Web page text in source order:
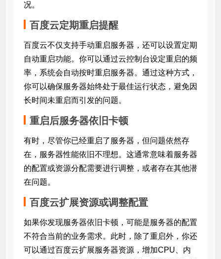
况。
百度云定期重启提醒
百度云不仅支持手动重启服务器，还可以设置定期
自动重启功能。你可以通过云控制台设定重启的频
率，系统会自动按时重启服务器。通过这种方式，
你可以确保服务器始终处于最佳运行状态，避免因
长时间未重启而引发的问题。
重启后服务器依旧卡顿
有时，尽管你已经重启了服务器，但问题依然存
在，服务器性能依旧不理想。这通常意味着服务器
的配置或资源分配需要进行调整，或者存在其他潜
在问题。
百度云扩展资源或调整配置
如果你发现服务器依旧卡顿，可能是服务器的配置
不符合当前的业务需求。此时，除了重启外，你还
可以通过百度云扩展服务器资源，增加CPU、内